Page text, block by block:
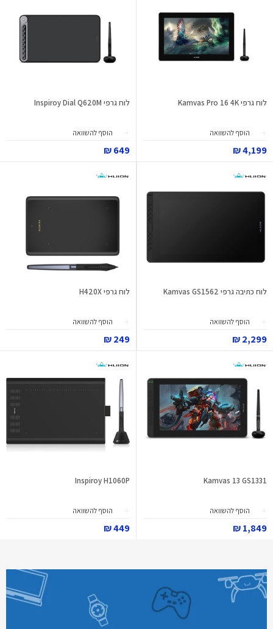
לוח גרפי Kamvas Pro 16 4K
הוסף להשוואה
4,199 ₪
לוח גרפי Inspiroy Dial Q620M
הוסף להשוואה
649 ₪
לוח כתיבה גרפי Kamvas GS1562
הוסף להשוואה
2,299 ₪
לוח גרפי H420X
הוסף להשוואה
249 ₪
Kamvas 13 GS1331
הוסף להשוואה
1,849 ₪
Inspiroy H1060P
הוסף להשוואה
449 ₪